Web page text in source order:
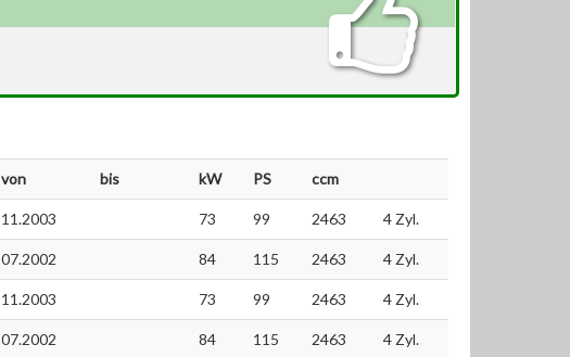
von bis kW PS ccm
11.2003 73 99 2463 4 Zyl.
07.2002 84 115 2463 4 Zyl.
11.2003 73 99 2463 4 Zyl.
07.2002 84 115 2463 4 Zyl.